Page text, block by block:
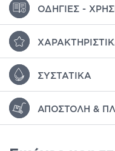
ΟΔΗΓΊΕΣ -
ΣΥΣΤΑΤΙΚΆ
ΑΠΟΣΤΟΛΉ &